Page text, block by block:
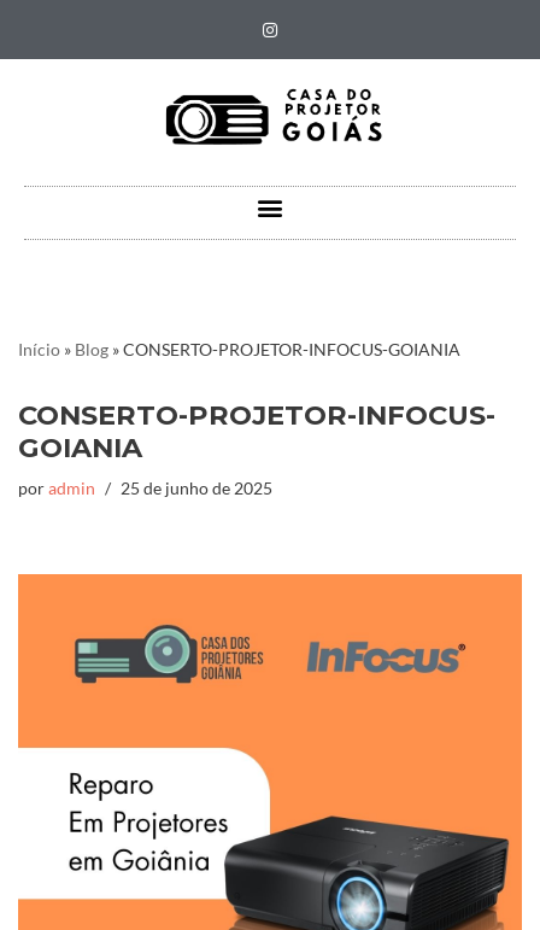
Pular
Início » Blog »CONSERTO-PROJETOR-INFOCUS-GOIANIA
CONSERTO-PROJETOR-INFOCUS-
GOIANIA
poradmin 25 de junho de 2025